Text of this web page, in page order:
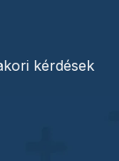
kérdések